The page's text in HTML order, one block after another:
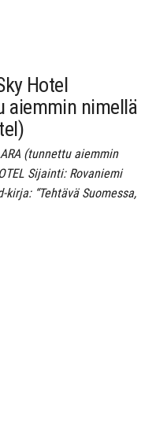
Hotel
aiemmin nimellä
(tunnettu aiemmin
Sijainti: Rovaniemi
“Tehtävä Suomessa,